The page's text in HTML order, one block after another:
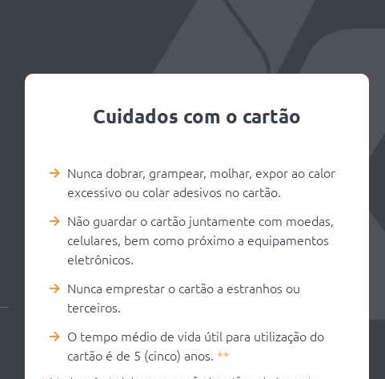
Cuidados com o cartão
Nunca dobrar, grampear, molhar, expor ao calor
excessivo ou colar adesivos no cartão.
Não guardar o cartão juntamente com moedas,
celulares, bem como próximo a equipamentos
eletrônicos.
Nunca emprestar o cartão a estranhos ou
terceiros.
O tempo médio de vida útil para utilização do
cartão é de 5 (cinco) anos. **